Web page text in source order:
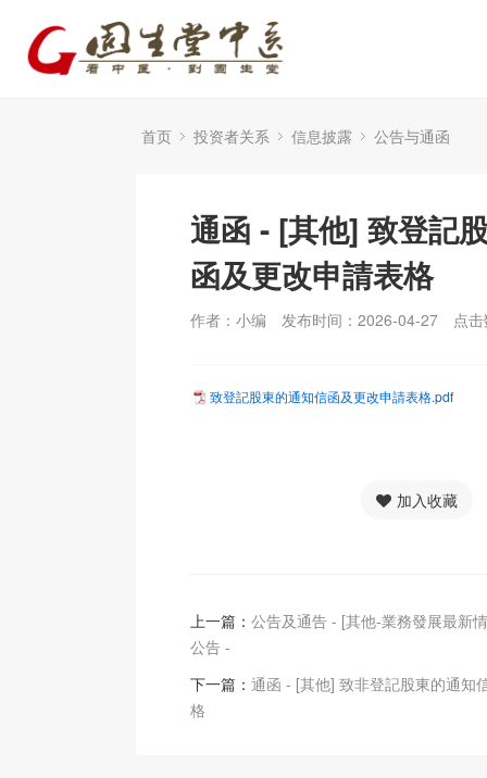
首页 投资者关系 信息披露 公告与通函
通函 - [其他] 致登記
函及更改申請表格
作者：小编 发布时间：2026-04-27 点
致登記股東的通知信函及更改申請表格.pdf
加入收藏
上一篇： 公告及通告 - [其他-業務發展最新
公告 -
下一篇： 通函 - [其他] 致非登記股東的通知
格